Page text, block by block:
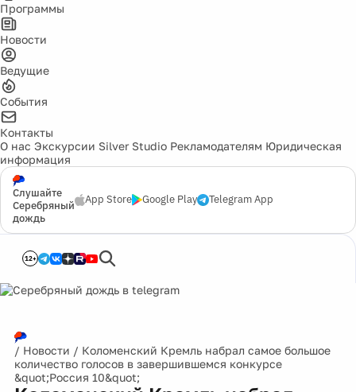
Программы
Новости
Ведущие
События
Контакты
О нас Экскурсии Silver Studio Рекламодателям Юридическая
информация
Слушайте
Серебряный
дождь
App Store Google Play Telegram App
12+
/ Новости / Коломенский Кремль набрал самое большое
количество голосов в завершившемся конкурсе
&quot;Россия 10&quot;